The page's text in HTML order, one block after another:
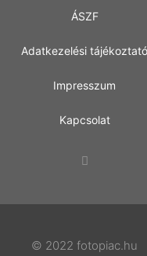
ÁSZF
Adatkezelési tájékoztató
Impresszum
Kapcsolat
© 2022 fotopiac.hu